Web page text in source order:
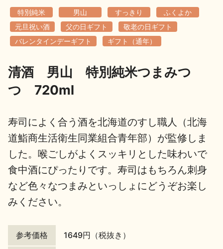
歳時記 地酒蔵元会検定
地酒川柳 地酒小説
日本酒の楽しみ方特集
特別純米 男山 すっきり
ふくよか
元旦祝い酒
父の日ギフト
敬老の日ギフト
バレンタインデーギフト
ギフト（通年）
清酒 男山 特別純米つまみつ
つ 720ml
寿司によく合う酒を北海道のすし職人（北海
道鮨商生活衛生同業組合青年部）が監修しま
した。喉ごしがよくスッキリとした味わいで
食中酒にぴったりです。寿司はもちろん刺身
など色々なつまみといっしょにどうぞお楽し
みください。
参考価格 1649円（税抜き）